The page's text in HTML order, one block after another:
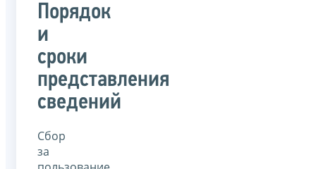
Порядок
и
сроки
представления
сведений
Сбор
за